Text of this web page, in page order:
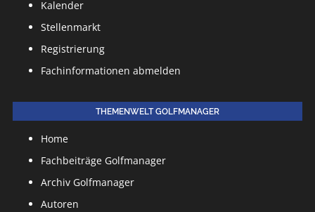
Kalender
Stellenmarkt
Registrierung
Fachinformationen abmelden
THEMENWELT GOLFMANAGER
Home
Fachbeiträge Golfmanager
Archiv Golfmanager
Autoren